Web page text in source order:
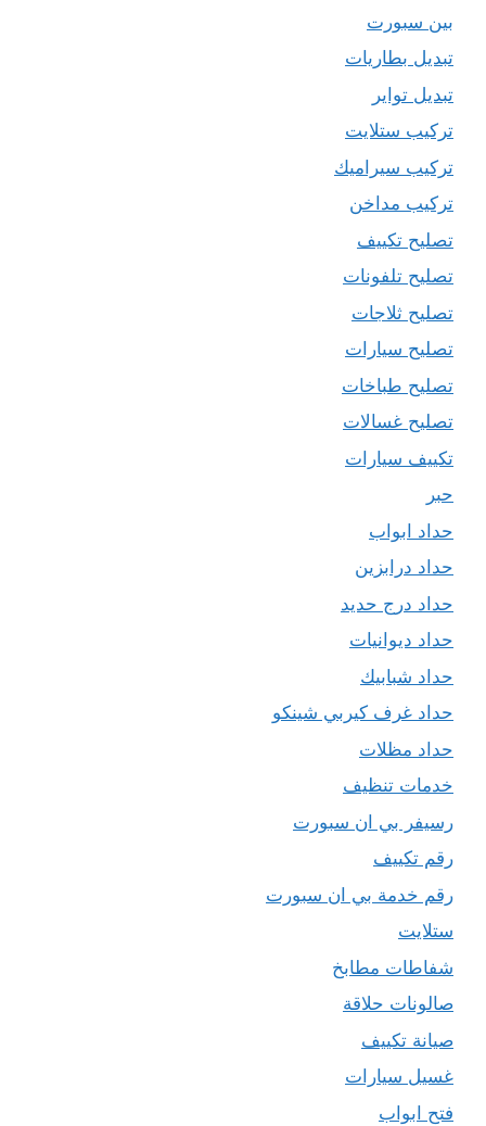
بين سبورت
تبديل بطاريات
تبديل تواير
تركيب ستلايت
تركيب سيراميك
تركيب مداخن
تصليح تكييف
تصليح تلفونات
تصليح ثلاجات
تصليح سيارات
تصليح طباخات
تصليح غسالات
تكييف سيارات
حبر
حداد ابواب
حداد درابزين
حداد درج حديد
حداد ديوانيات
حداد شبابيك
حداد غرف كيربي شينكو
حداد مظلات
خدمات تنظيف
رسيفر بي ان سبورت
رقم تكييف
رقم خدمة بي ان سبورت
ستلايت
شفاطات مطابخ
صالونات حلاقة
صيانة تكييف
غسيل سيارات
فتح ابواب